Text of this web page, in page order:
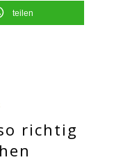
teilen
richtig